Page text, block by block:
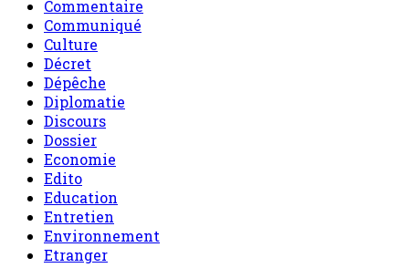
Commentaire
Communiqué
Culture
Décret
Dépêche
Diplomatie
Discours
Dossier
Economie
Edito
Education
Entretien
Environnement
Etranger